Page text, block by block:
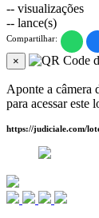
-- visualizações
-- lance(s)
Compartilhar:
×
Aponte a câmera
para acessar este
https://judiciale.com/